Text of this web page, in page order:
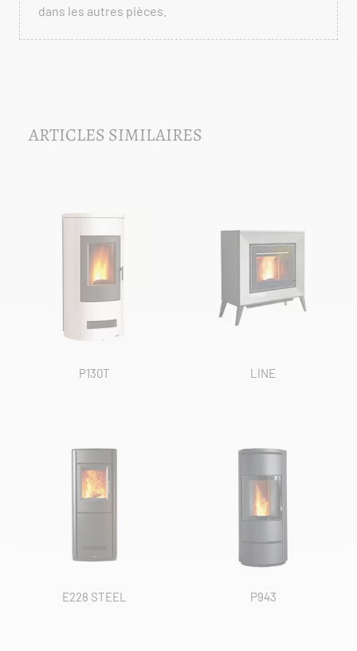
dans les autres pièces.
ARTICLES SIMILAIRES
P130T LINE
E228 STEEL P943